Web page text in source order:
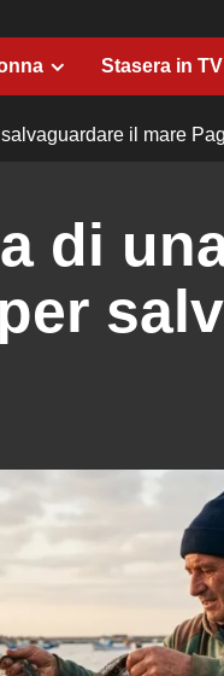
Stasera in TV
il mare
di